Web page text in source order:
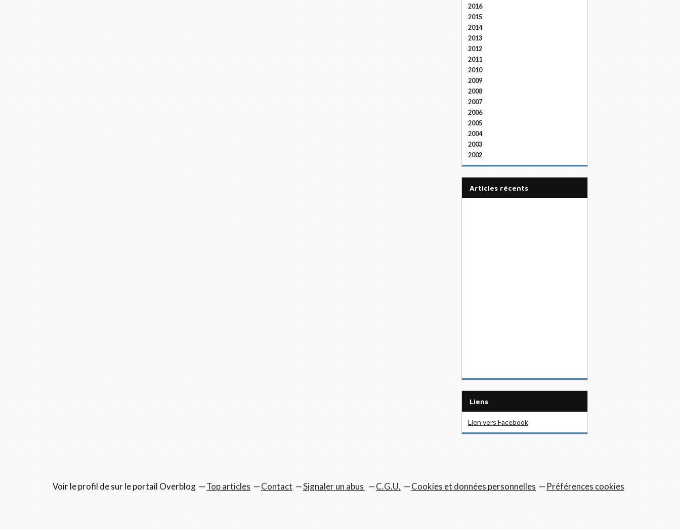
2016
2015
2014
2013
2012
2011
2010
2009
2008
2007
2006
2005
2004
2003
2002
articles récents
Liens
Lien vers Facebook
Voir le profil desur le portail Overblog Top articles Contact Signaler un abus C.G.U. Cookies et données personnelles Préférences cookies